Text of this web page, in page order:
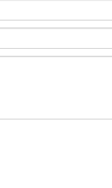
o número de quartos
exigidos pelo